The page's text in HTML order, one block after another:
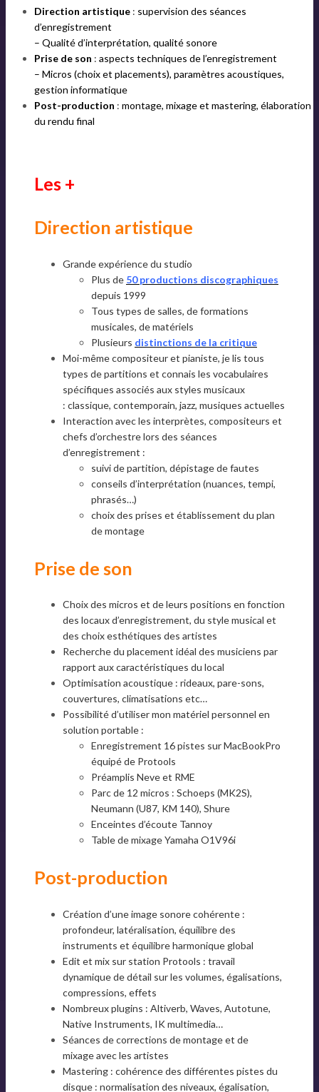
Direction artistique : supervision des séances
d’enregistrement
– Qualité d’interprétation, qualité sonore
Prise de son : aspects techniques de l’enregistrement
– Micros (choix et placements), paramètres acoustiques,
gestion informatique
Post-production : montage, mixage et mastering, élaboration
du rendu final
Les +
Direction artistique
Grande expérience du studio
Plus de 50 productions discographiques
depuis 1999
Tous types de salles, de formations
musicales, de matériels
Plusieurs distinctions de la critique
Moi-même compositeur et pianiste, je lis tous
types de partitions et connais les vocabulaires
spécifiques associés aux styles musicaux
: classique, contemporain, jazz, musiques actuelles
Interaction avec les interprètes, compositeurs et
chefs d’orchestre lors des séances
d’enregistrement :
suivi de partition, dépistage de fautes
conseils d’interprétation (nuances, tempi,
phrasés…)
choix des prises et établissement du plan
de montage
Prise de son
Choix des micros et de leurs positions en fonction
des locaux d’enregistrement, du style musical et
des choix esthétiques des artistes
Recherche du placement idéal des musiciens par
rapport aux caractéristiques du local
Optimisation acoustique : rideaux, pare-sons,
couvertures, climatisations etc…
Possibilité d’utiliser mon matériel personnel en
solution portable :
Enregistrement 16 pistes sur MacBookPro
équipé de Protools
Préamplis Neve et RME
Parc de 12 micros : Schoeps (MK2S),
Neumann (U87, KM 140), Shure
Enceintes d’écoute Tannoy
Table de mixage Yamaha O1V96i
Post-production
Création d’une image sonore cohérente :
profondeur, latéralisation, équilibre des
instruments et équilibre harmonique global
Edit et mix sur station Protools : travail
dynamique de détail sur les volumes, égalisations,
compressions, effets
Nombreux plugins : Altiverb, Waves, Autotune,
Native Instruments, IK multimedia…
Séances de corrections de montage et de
mixage avec les artistes
Mastering : cohérence des différentes pistes du
disque : normalisation des niveaux, égalisation,